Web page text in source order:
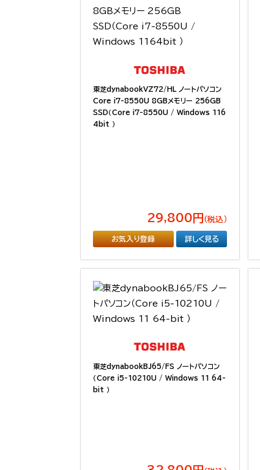
東芝dynabookVZ72/HL ノートパソコン
Core i7-8550U 8GBメモリー 256GB
SSD（Core i7-8550U / Windows 116
4bit ）
29,800円 （税込）
お気入り登録 詳しく見る
東芝dynabookBJ65/FS ノートパソコン
（Core i5-10210U / Windows 11 64-
bit ）